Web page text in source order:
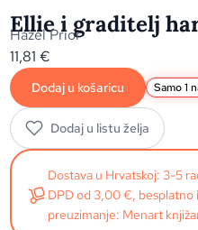
Ellie i graditelj
Hazel Prior
11,81€
Dodaj u košaricu Samo 1
Dodaj u listu želja
Dostava u Hrvatskoj: 3-5
DPD od 3,00 €,
preuzimanje: Menart